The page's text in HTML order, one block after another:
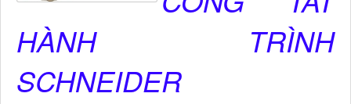
HÀNH TRÌNH
SCHNEIDER